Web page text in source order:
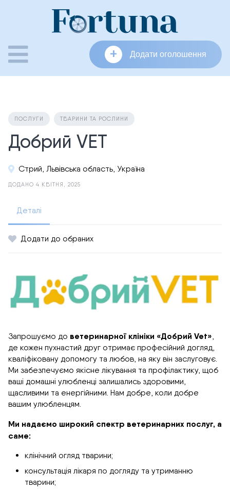
+ Додати оголошення
ПОСЛУГИ ТВАРИНИ ТА РОСЛИНИ
Добрий VET
Стрий, Львівська область, Україна
ДОДАНО 4 КВІТНЯ, 2025
Деталі
Додати до обраних
Запрошуємо до ветеринарної клініки «Добрий Vet»,
де кожен пухнастий друг отримає професійний догляд,
кваліфіковану допомогу та любов, на яку він заслуговує.
Ми забезпечуємо якісне лікування та профілактику, щоб
ваші домашні улюбленці залишались здоровими,
щасливими та енергійними. Нам добре, коли добре
вашим улюбленцям.
Ми надаємо широкий спектр ветеринарних послуг, а
саме:
клінічний огляд тварини;
консультація лікаря по догляду та утриманню
тварини;